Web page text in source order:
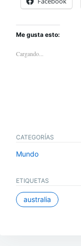
Me gusta esto:
Cargando...
CATEGORÍAS
Mundo
ETIQUETAS
australia